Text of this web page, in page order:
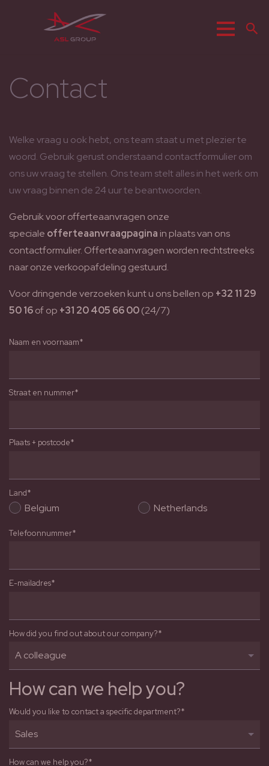
Menu
Contact
Welke vraag u ook hebt, ons team staat u met plezier te
woord. Gebruik gerust onderstaand contactformulier om
ons uw vraag te stellen. Ons team stelt alles in het werk om
uw vraag binnen de 24 uur te beantwoorden.
Gebruik voor offerteaanvragen onze
speciale offerteaanvraagpagina in plaats van ons
contactformulier. Offerteaanvragen worden rechtstreeks
naar onze verkoopafdeling gestuurd.
Voor dringende verzoeken kunt u ons bellen op +32 11 29
50 16of op +31 20 405 66 00(24/7)
Naam en voornaam*
Straat en nummer*
Plaats + postcode*
Land*
Belgium Netherlands
Telefoonnummer*
E-mailadres*
How did you find out about our company?*
How can we help you?
Would you like to contact a specific department?*
How can we help you?*